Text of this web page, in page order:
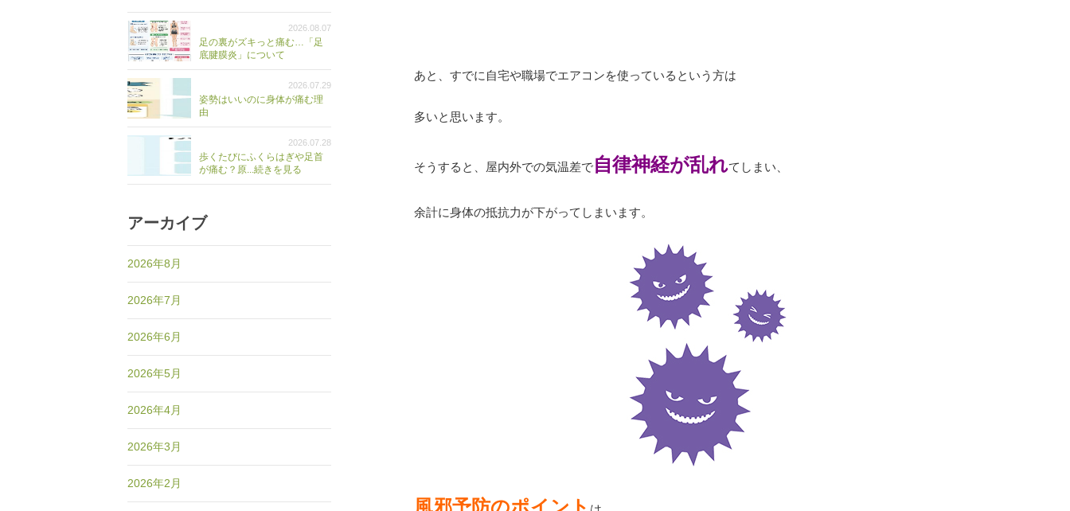
あと、すでに自宅や職場でエアコンを使っているという方は
多いと思います。
そうすると、屋内外での気温差で自律神経が乱れてしまい、
余計に身体の抵抗力が下がってしまいます。
2026.08.07
足の裏がズキっと痛む…「足
底腱膜炎」について
2026.07.29
姿勢はいいのに身体が痛む理
由
2026.07.28
歩くたびにふくらはぎや足首
が痛む？原...続きを見る
アーカイブ
2026年8月
2026年7月
2026年6月
2026年5月
2026年4月
2026年3月
2026年2月